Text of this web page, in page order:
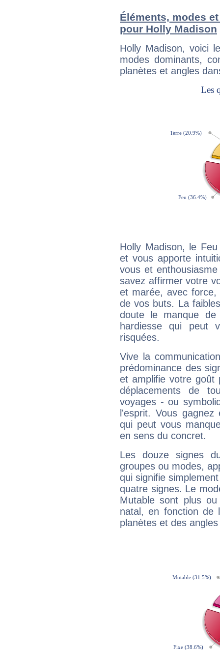
Éléments, modes
pour Holly Madison
Holly Madison, voici
modes dominants,
planètes et angles
Holly Madison, le
et vous apporte
vous et
savez affirmer votre
et marée, avec
de vos buts. La
doute le manque
hardiesse qui peut
risquées.
Vive la
prédominance des
et amplifie votre goût
déplacements de
voyages - ou
l'esprit. Vous
qui peut vous
en sens du concret.
Les douze signes
groupes ou modes,
qui signifie
quatre signes. Le
Mutable sont plus
natal, en fonction de
planètes et des